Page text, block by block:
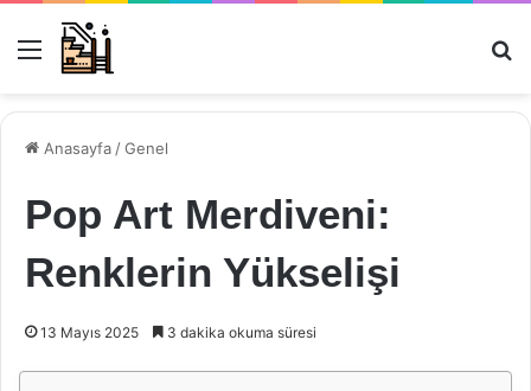
Menü
Anasayfa /Genel
Pop Art Merdiveni:
Renklerin Yükselişi
13 Mayıs 2025 3 dakika okuma süresi